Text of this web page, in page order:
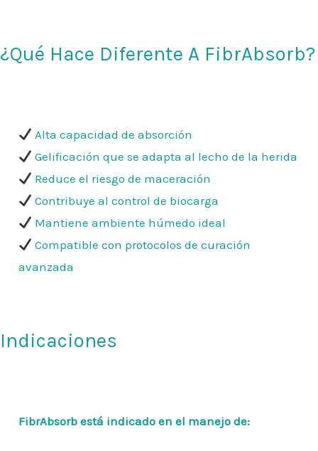
¿Qué Hace Diferente A FibrAbsorb?
Alta capacidad de absorción
Gelificación que se adapta al lecho de la herida
Reduce el riesgo de maceración
Contribuye al control de biocarga
Mantiene ambiente húmedo ideal
Compatible con protocolos de curación
avanzada
Indicaciones
FibrAbsorb está indicado en el manejo de: